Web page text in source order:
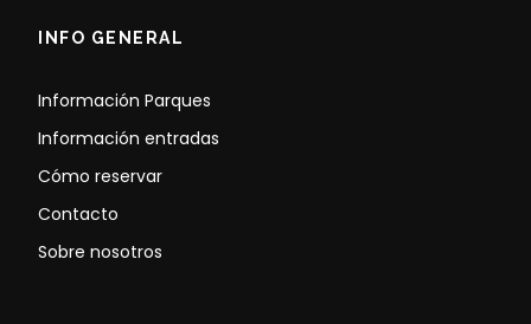
INFO GENERAL
Información Parques
Información entradas
Cómo reservar
Contacto
Sobre nosotros